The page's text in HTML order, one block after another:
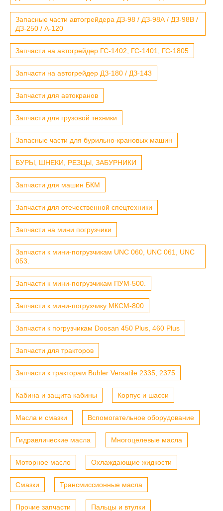
Запасные части автогрейдера ДЗ-98 / ДЗ-98А / ДЗ-98В /
ДЗ-250 / А-120
Запчасти на автогрейдер ГС-1402, ГС-1401, ГС-1805
Запчасти на автогрейдер ДЗ-180 / ДЗ-143
Запчасти для автокранов
Запчасти для грузовой техники
Запасные части для бурильно-крановых машин
БУРЫ, ШНЕКИ, РЕЗЦЫ, ЗАБУРНИКИ
Запчасти для машин БКМ
Запчасти для отечественной спецтехники
Запчасти на мини погрузчики
Запчасти к мини-погрузчикам UNC 060, UNC 061, UNC
053.
Запчасти к мини-погрузчикам ПУМ-500.
Запчасти к мини-погрузчику МКСМ-800
Запчасти к погрузчикам Doosan 450 Plus, 460 Plus
Запчасти для тракторов
Запчасти к тракторам Buhler Versatile 2335, 2375
Кабина и защита кабины Корпус и шасси
Масла и смазки Вспомогательное оборудование
Гидравлические масла Многоцелевые масла
Моторное масло Охлаждающие жидкости
Смазки Трансмиссионные масла
Прочие запчасти Пальцы и втулки